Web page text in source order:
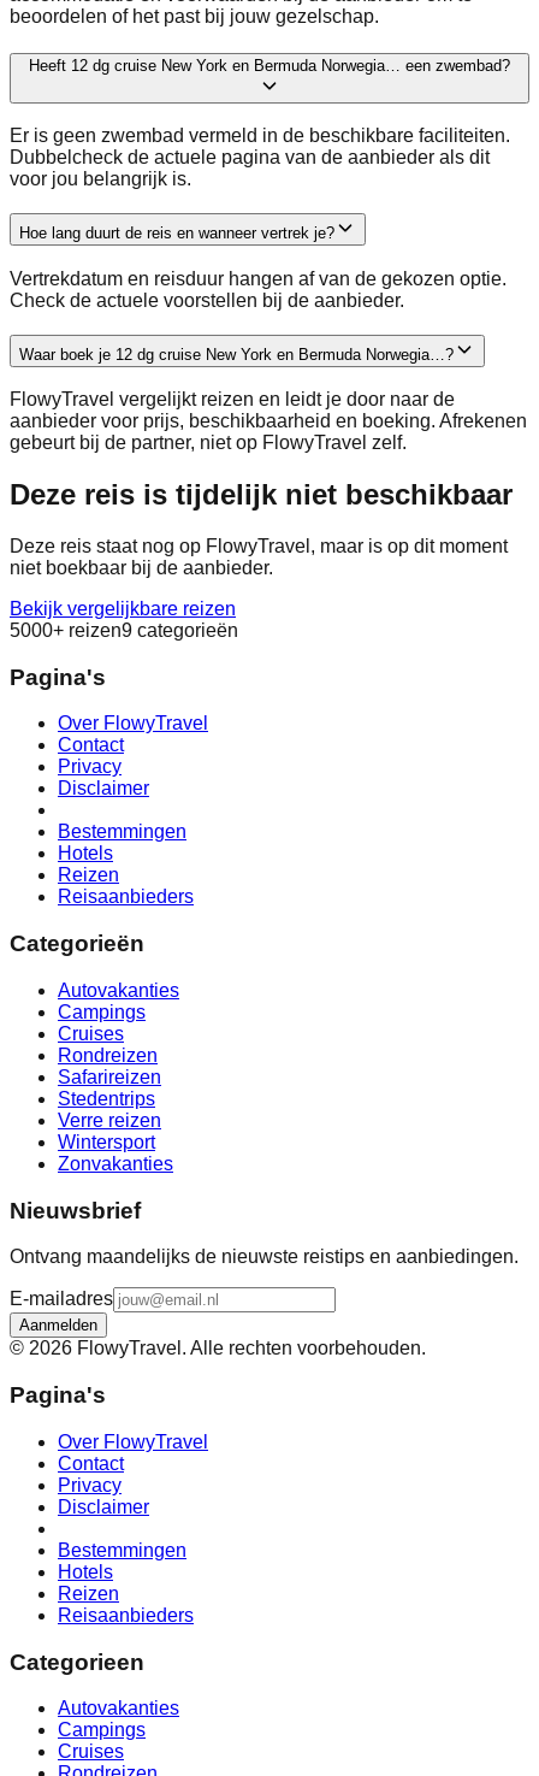
beoordelen of het past bij jouw gezelschap.
Heeft 12 dg cruise New York en Bermuda Norwegia… een zwembad?
Er is geen zwembad vermeld in de beschikbare faciliteiten.
Dubbelcheck de actuele pagina van de aanbieder als dit
voor jou belangrijk is.
Hoe lang duurt de reis en wanneer vertrek je?
Vertrekdatum en reisduur hangen af van de gekozen optie.
Check de actuele voorstellen bij de aanbieder.
Waar boek je 12 dg cruise New York en Bermuda Norwegia…?
FlowyTravel vergelijkt reizen en leidt je door naar de
aanbieder voor prijs, beschikbaarheid en boeking. Afrekenen
gebeurt bij de partner, niet op FlowyTravel zelf.
Deze reis is tijdelijk niet beschikbaar
Deze reis staat nog op FlowyTravel, maar is op dit moment
niet boekbaar bij de aanbieder.
Bekijk vergelijkbare reizen
5000+ reizen9 categorieën
Pagina's
Over FlowyTravel
Contact
Privacy
Disclaimer
Bestemmingen
Hotels
Reizen
Reisaanbieders
Categorieën
Autovakanties
Campings
Cruises
Rondreizen
Safarireizen
Stedentrips
Verre reizen
Wintersport
Zonvakanties
Nieuwsbrief
Ontvang maandelijks de nieuwste reistips en aanbiedingen.
E-mailadres
Aanmelden
© 2026 FlowyTravel. Alle rechten voorbehouden.
Pagina's
Over FlowyTravel
Contact
Privacy
Disclaimer
Bestemmingen
Hotels
Reizen
Reisaanbieders
Categorieen
Autovakanties
Campings
Cruises